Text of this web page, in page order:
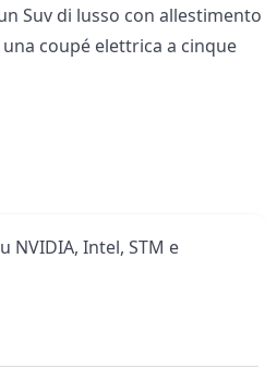
Suv di lusso con allestimento
una coupé elettrica a cinque
NVIDIA, Intel, STM e